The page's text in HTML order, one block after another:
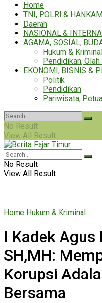
Home
TNI, POLRI & HANKAM
Daerah
NASIONAL &
AGAMA, SOSIAL,
Hukum & Kriminal
Pendidikan,
EKONOMI, BISNIS &
Politik
Pendidikan
Pariwisata,
No Result
View All Result
No Result
View All Result
Home Hukum & Kriminal
I Kadek Agus
SH,MH:
Korupsi
Bersama